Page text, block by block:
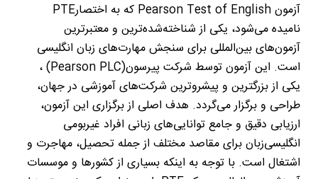
آزمونPearson Test of English که به اختصارPTE
نامیده می‌شود، یکی از شناخته‌شده‌ترین و معتبرترین
آزمون‌های بین‌المللی برای سنجش مهارت‌های زبان انگلیسی
است. این آزمون توسط شرکت پیرسون(Pearson PLC)،
یکی از بزرگترین و پیشروترین شرکت‌های آموزشی در جهان،
طراحی و برگزار می‌گردد. هدف اصلی از برگزاری این آزمون،
ارزیابی دقیق و جامع توانایی‌های زبانی افراد غیربومی
انگلیسی‌زبان برای مقاصد مختلف از جمله تحصیل، مهاجرت و
اشتغال است. با توجه به اینکه بسیاری از کشورها و موسسات